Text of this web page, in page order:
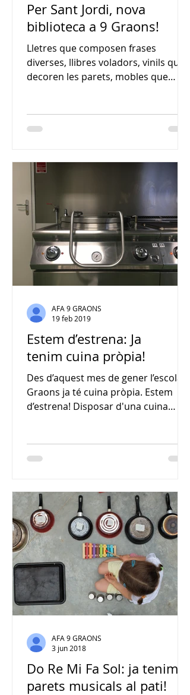
Per Sant Jordi, nova
biblioteca a 9 Graons!
Lletres que composen frases
diverses, llibres voladors, vinils que
decoren les parets, mobles que
Estem d’estrena: Ja
tenim cuina pròpia!
Des d’aquest mes de gener l’escola 9
Graons ja té cuina pròpia. Estem
d’estrena! Disposar d'una cuina
AFA 9 GRAONS
19 feb 2019
Do Re Mi Fa Sol: ja tenim
parets musicals al pati!
AFA 9 GRAONS
3 jun 2018